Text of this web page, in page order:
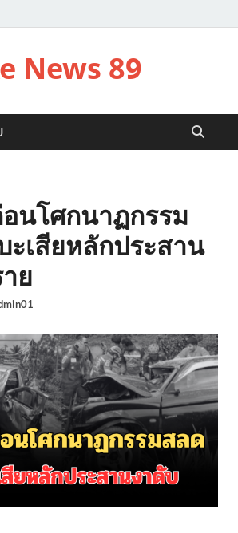
News 89
นโศกนาฏกรรม
ะเสียหลักประสาน
ย